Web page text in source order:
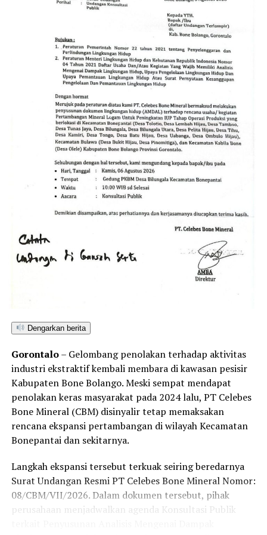
operasional di dalam kawasan disengaja tertutup dari
jangkauan dan pengawasan pihak luar.
Fenomena ini menyisakan persoalan serius bagi aparat
penegak hukum (APH). Publik mempertanyakan alasan
di balik melenggangnya aktivitas PETI di Jahiya–Hulawa.
Muncul dugaan apakah lokasi tersebut memang belum
terjangkau operasi, atau terdapat faktor lain yang
membuat kegiatan ilegal itu seolah kebal hukum.
Kondisi ini menjadi tantangan besar bagi kepolisian
untuk membongkar aktor intelektual maupun pihak-
pihak di balik layar, termasuk menelisik potensi adanya
oknum yang memberikan perlindungan (
praktik penambangan liar tersebut.
Selain melanggar regulasi perundang-undangan,
aktivitas PETI secara masif dampaknya langsung
mengancam kelestarian lingkungan, memicu
sedimentasi sungai, serta meningkatkan risiko bencana
Penegakan hukum yang adil, transparan, dan tanpa
pandang bulu menjadi kunci utama untuk menepis
anggapan publik mengenai adanya tebang pilih dalam
penindakan tambang ilegal di Kabupaten Pohuwato.
Hingga berita ini diterbitkan, redaksi Barakati.id telah
berupaya melayangkan konfirmasi kepada pihak yang
diduga bertanggung jawab atas aktivitas tersebut,
namun belum mendapatkan tanggapan. Sesuai kode etik
jurnalistik, ruang klarifikasi dan hak jawab tetap terbuka
untuk memelihara keberimbangan berita.
Dengarkan berita
Gorontalo– Gelombang penolakan terhadap aktivitas
industri ekstraktif kembali membara di kawasan pesisir
Kabupaten Bone Bolango. Meski sempat mendapat
penolakan keras masyarakat pada 2024 lalu, PT Celebes
Bone Mineral (CBM) disinyalir tetap memaksakan
rencana ekspansi pertambangan di wilayah Kecamatan
Bonepantai dan sekitarnya.
Langkah ekspansi tersebut terkuak seiring beredarnya
Surat Undangan Resmi PT Celebes Bone Mineral Nomor:
08/CBM/VII/2026. Dalam dokumen tersebut, pihak
perusahaan menjadwalkan agenda Konsultasi Publik